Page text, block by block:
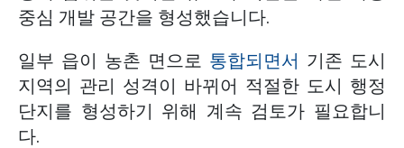
중심 개발 공간을 형성했습니다.
일부 읍이 농촌 면으로 통합되면서 기존 도시
지역의 관리 성격이 바뀌어 적절한 도시 행정
단지를 형성하기 위해 계속 검토가 필요합니
다.